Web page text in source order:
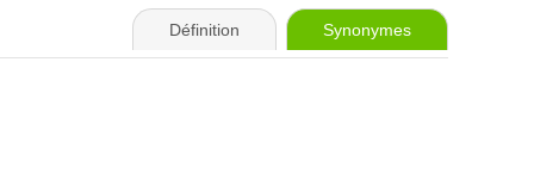
Définition Synonymes